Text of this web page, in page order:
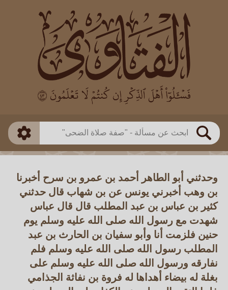
بحث
العالم
بن باز
بن العثيمين
اللجنة الدائمة
طريقة البحث
ذكي
وحدثني أبو الطاهر أحمد بن عمرو بن سرح أخبرنا
بن وهب أخبرني يونس عن بن شهاب قال حدثني
كثير بن عباس بن عبد المطلب قال قال عباس
شهدت مع رسول الله صلى الله عليه وسلم يوم
حنين فلزمت أنا وأبو سفيان بن الحارث بن عبد
المطلب رسول الله صلى الله عليه وسلم فلم
نفارقه ورسول الله صلى الله عليه وسلم على
بغلة له بيضاء أهداها له فروة بن نفاثة الجذامي